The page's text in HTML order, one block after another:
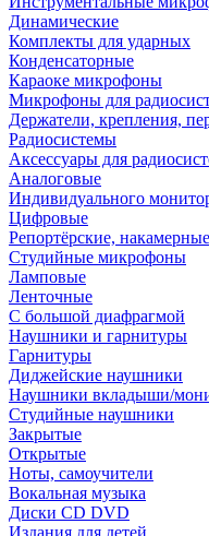
Динамические
Комплекты для ударных
Конденсаторные
Караоке микрофоны
Микрофоны для
Держатели, крепления,
Радиосистемы
Аксессуары для
Аналоговые
Индивидуального
Цифровые
Репортёрские,
Студийные микрофоны
Ламповые
Ленточные
С большой диафрагмой
Наушники и гарнитуры
Гарнитуры
Диджейские наушники
Наушники вкладыши/
Студийные наушники
Закрытые
Открытые
Ноты, самоучители
Вокальная музыка
Диски CD DVD
Издания для детей